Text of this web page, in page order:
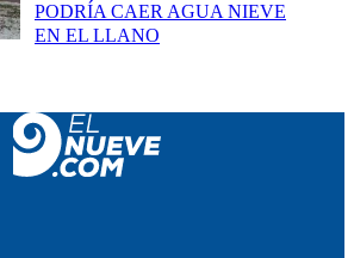
PODRÍA CAER AGUA NIEVE
EN EL LLANO